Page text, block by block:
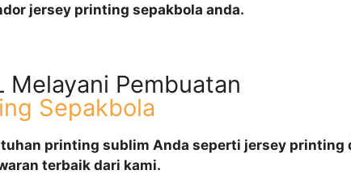
jersey printing sepakbola anda.
Melayani Pembuatan
Sepakbola
printing sublim Anda seperti jersey
terbaik dari kami.